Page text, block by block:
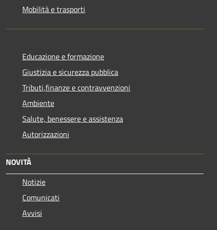
Mobilità e trasporti
Educazione e formazione
Giustizia e sicurezza pubblica
Tributi,finanze e contravvenzioni
Ambiente
Salute, benessere e assistenza
Autorizzazioni
NOVITÀ
Notizie
Comunicati
Avvisi